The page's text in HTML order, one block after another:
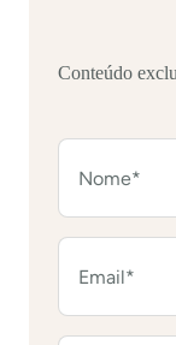
Conteúdo